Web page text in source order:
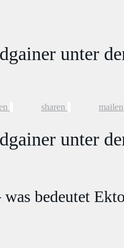
unter
sharen mailen
unter
bedeutet